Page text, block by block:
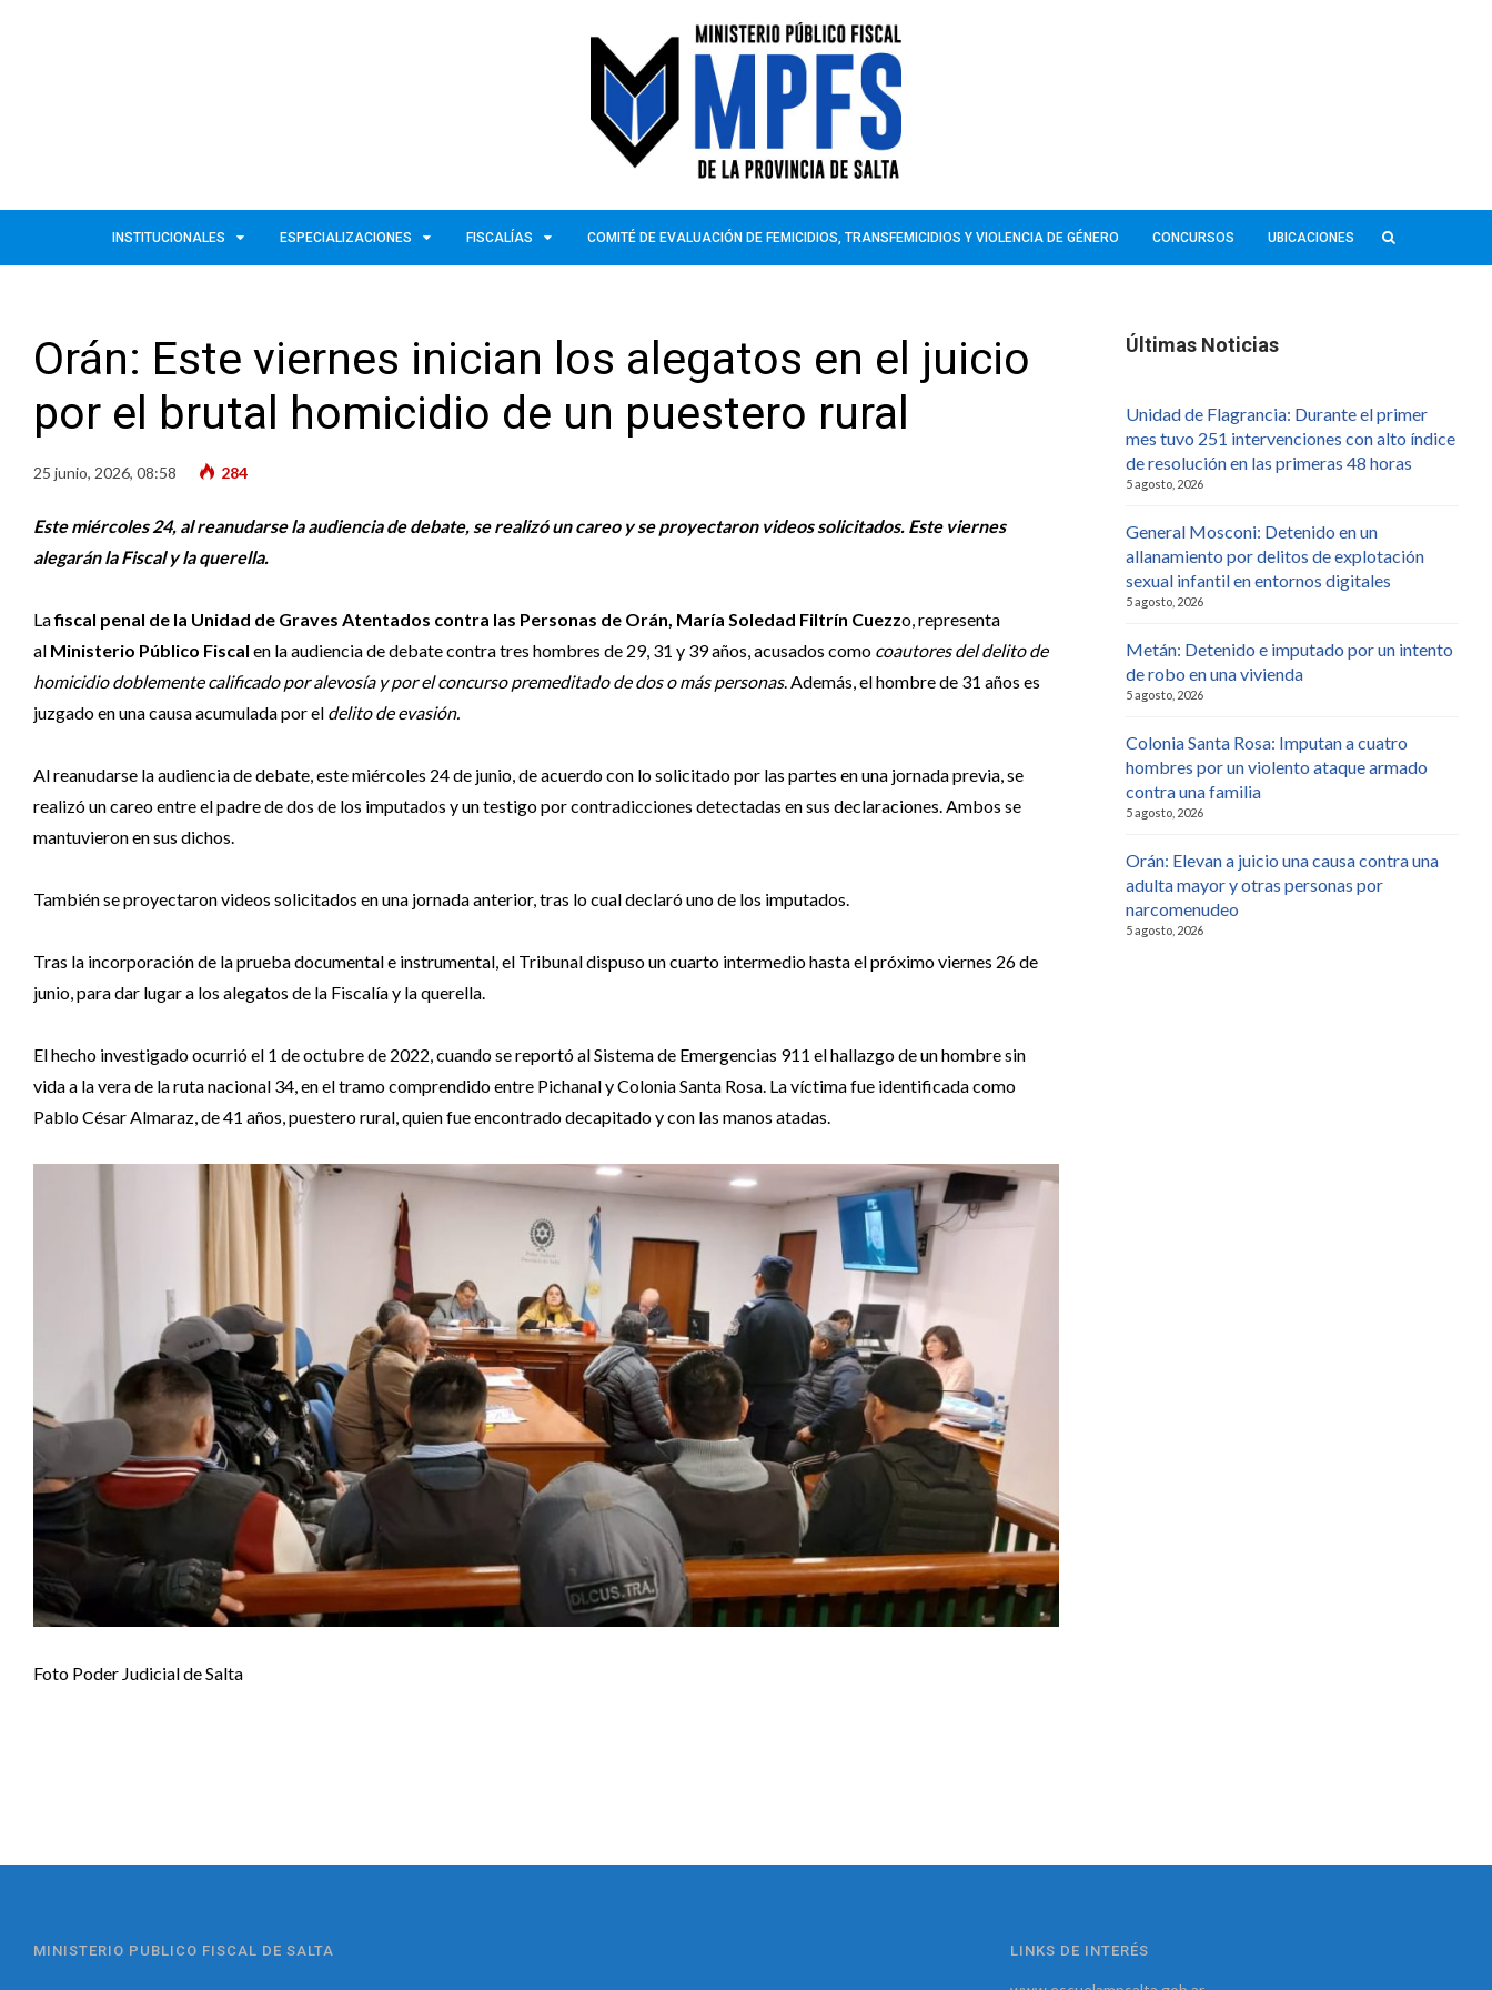
INSTITUCIONALES ESPECIALIZACIONES FISCALÍAS COMITÉ DE EVALUACIÓN DE FEMICIDIOS, TRANSFEMICIDIOS Y VIOLENCIA DE GÉNERO CONCURSOS UBICACIONES
Orán: Este viernes inician los alegatos en el juicio
por el brutal homicidio de un puestero rural
25 junio, 2026, 08:58 284
Este miércoles 24, al reanudarse la audiencia de debate, se realizó un careo y se proyectaron videos solicitados. Este viernes
alegarán la Fiscal y la querella.
Lafiscal penal de la Unidad de Graves Atentados contra las Personas de Orán, María Soledad Filtrín Cuezzo, representa
al Ministerio Público Fiscal en la audiencia de debate contra tres hombres de 29, 31 y 39 años, acusados como coautores del delito de
homicidio doblemente calificado por alevosía y por el concurso premeditado de dos o más personas. Además, el hombre de 31 años es
juzgado en una causa acumulada por el delito de evasión.
Al reanudarse la audiencia de debate, este miércoles 24 de junio, de acuerdo con lo solicitado por las partes en una jornada previa, se
realizó un careo entre el padre de dos de los imputados y un testigo por contradicciones detectadas en sus declaraciones. Ambos se
mantuvieron en sus dichos.
También se proyectaron videos solicitados en una jornada anterior, tras lo cual declaró uno de los imputados.
Tras la incorporación de la prueba documental e instrumental, el Tribunal dispuso un cuarto intermedio hasta el próximo viernes 26 de
junio, para dar lugar a los alegatos de la Fiscalía y la querella.
El hecho investigado ocurrió el 1 de octubre de 2022, cuando se reportó al Sistema de Emergencias 911 el hallazgo de un hombre sin
vida a la vera de la ruta nacional 34, en el tramo comprendido entre Pichanal y Colonia Santa Rosa. La víctima fue identificada como
Pablo César Almaraz, de 41 años, puestero rural, quien fue encontrado decapitado y con las manos atadas.
Foto Poder Judicial de Salta
Últimas Noticias
Unidad de Flagrancia: Durante el primer
mes tuvo 251 intervenciones con alto índice
de resolución en las primeras 48 horas
5 agosto, 2026
General Mosconi: Detenido en un
allanamiento por delitos de explotación
sexual infantil en entornos digitales
5 agosto, 2026
Metán: Detenido e imputado por un intento
de robo en una vivienda
5 agosto, 2026
Colonia Santa Rosa: Imputan a cuatro
hombres por un violento ataque armado
contra una familia
5 agosto, 2026
Orán: Elevan a juicio una causa contra una
adulta mayor y otras personas por
narcomenudeo
5 agosto, 2026
MINISTERIO PUBLICO FISCAL DE SALTA LINKS DE INTERÉS